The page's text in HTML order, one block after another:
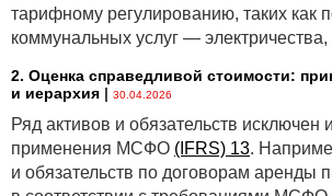
тарифному регулированию, таких как
коммунальных услуг — электричества,
2. Оценка справедливой стоимости:
и иерархия | 30.04.2026
Ряд активов и обязательств исключен
применения МСФО (IFRS) 13.
и обязательств по договорам аренды